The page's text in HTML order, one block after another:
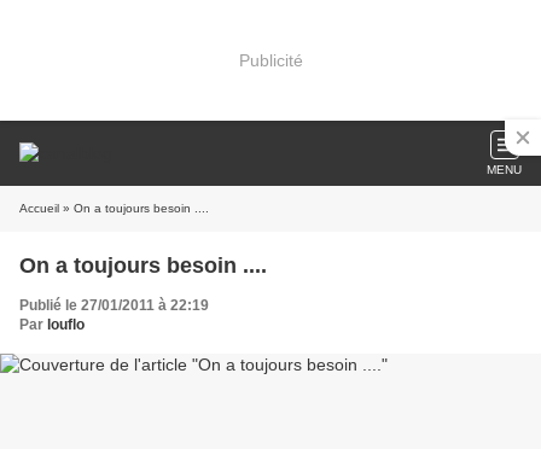
Publicité
MENU
Accueil » On a toujours besoin ....
On a toujours besoin ....
Publié le 27/01/2011 à 22:19
Par louflo